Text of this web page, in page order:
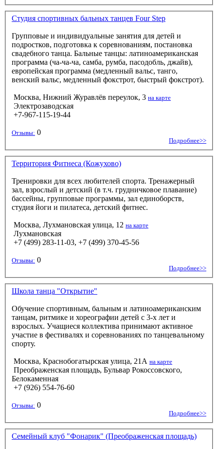
Студия спортивных бальных танцев Four Step
Групповые и индивидуальные занятия для детей и
подростков, подготовка к соревнованиям, постановка
свадебного танца. Бальные танцы: латиноамериканская
программа (ча-ча-ча, самба, румба, пасодобль, джайв),
европейская программа (медленный вальс, танго,
венский вальс, медленный фокстрот, быстрый фокстрот).
Москва, Нижний Журавлёв переулок, 3 на карте
Электрозаводская
+7-967-115-19-44
Отзывы: 0
Подробнее>>
Территория Фитнеса (Кожухово)
Тренировки для всех любителей спорта. Тренажерный
зал, взрослый и детский (в т.ч. грудничковое плавание)
бассейны, групповые программы, зал единоборств,
студия йоги и пилатеса, детский фитнес.
Москва, Лухмановская улица, 12 на карте
Лухмановская
+7 (499) 283-11-03, +7 (499) 370-45-56
Отзывы: 0
Подробнее>>
Школа танца "Открытие"
Обучение спортивным, бальным и латиноамериканским
танцам, ритмике и хореографии детей с 3-х лет и
взрослых. Учащиеся коллектива принимают активное
участие в фестивалях и соревнованиях по танцевальному
спорту.
Москва, Краснобогатырская улица, 21А на карте
Преображенская площадь, Бульвар Рокоссовского,
Белокаменная
+7 (926) 554-76-60
Отзывы: 0
Подробнее>>
Семейный клуб "Фонарик" (Преображенская площадь)